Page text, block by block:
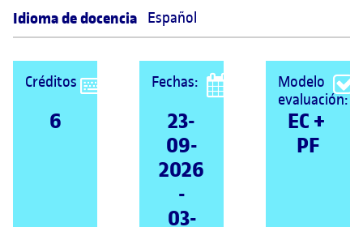
Idioma de docencia Español
Créditos
6
Fechas:
23-
09-
2026
-
03-
Modelo
evaluación:
EC +
PF